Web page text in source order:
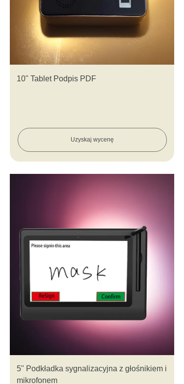
5" Podkładka sygnalizacyjna z głośnikiem i
mikrofonem
Uzyskaj wycenę
10" Tablet Podpis PDF